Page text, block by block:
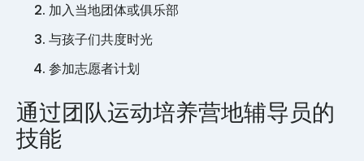
加入当地团体或俱乐部
与孩子们共度时光
参加志愿者计划
通过团队运动培养营地辅导员的
技能